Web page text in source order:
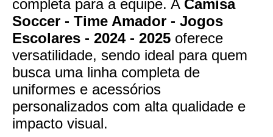
completa para a equipe. A Camisa
Soccer - Time Amador - Jogos
Escolares - 2024 - 2025 oferece
versatilidade, sendo ideal para quem
busca uma linha completa de
uniformes e acessórios
personalizados com alta qualidade e
impacto visual.